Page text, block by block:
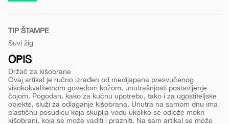
kisobrana-
575
TIP ŠTAMPE
Suvi žig
OPIS
Držač za kišobrane
Ovaj artikal je ručno izrađen od medijapana presvučenog
visokokvalitetnom goveđom kožom, unutrašnjosti postavljenje
čojom. Pogodan, kako za kućnu upotrebu, tako i za ugostiteljske
objekte, služi za odlaganje kišobrana. Unutra na samom dnu ima
plastičnu posudicu koja skuplja vodu ukoliko se odlože mokri
kišobrani, koja se može vaditi i prazniti. Na sam artikal se može